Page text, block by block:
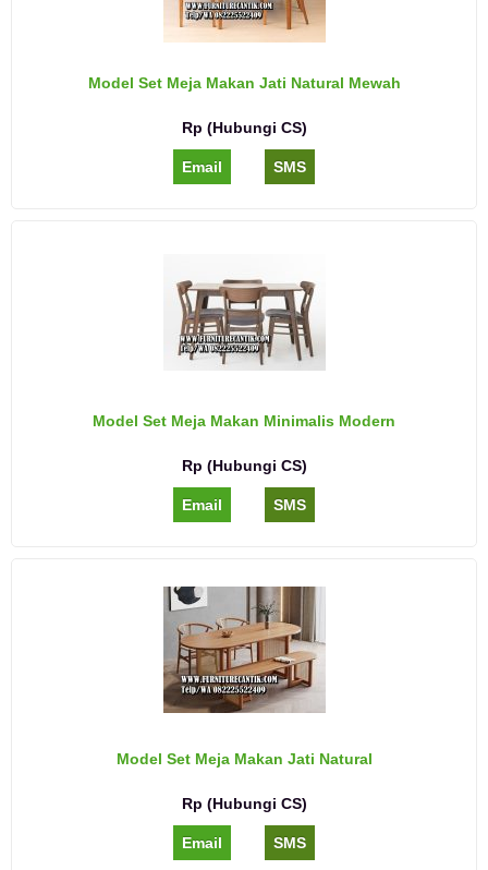
Model Set Meja Makan Jati Natural Mewah
Rp (Hubungi CS)
Email SMS
Model Set Meja Makan Minimalis Modern
Rp (Hubungi CS)
Email SMS
Model Set Meja Makan Jati Natural
Rp (Hubungi CS)
Email SMS